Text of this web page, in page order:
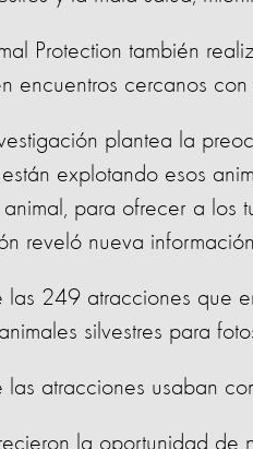
Protection también
encuentros cercanos
plantea la
explotando esos
para ofrecer a los
reveló nueva
las 249 atracciones que
silvestres para
las atracciones usaban
la oportunidad de